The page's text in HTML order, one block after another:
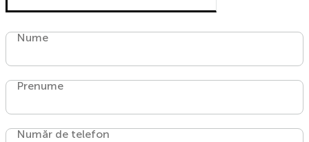
Nume
Prenume
Număr de telefon